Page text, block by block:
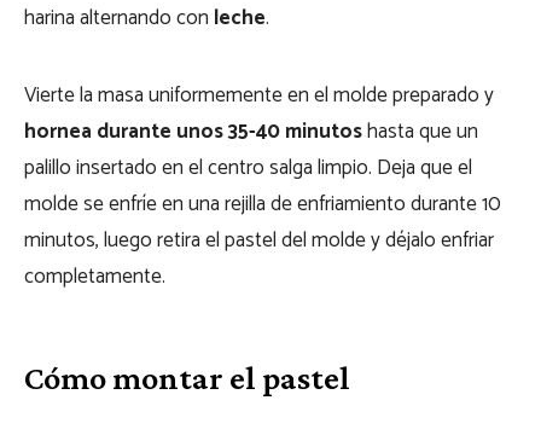
harina alternando con leche.
Vierte la masa uniformemente en el molde preparado y
hornea durante unos 35-40 minutoshasta que un
palillo insertado en el centro salga limpio. Deja que el
molde se enfríe en una rejilla de enfriamiento durante 10
minutos, luego retira el pastel del molde y déjalo enfriar
completamente.
Cómo montar el pastel